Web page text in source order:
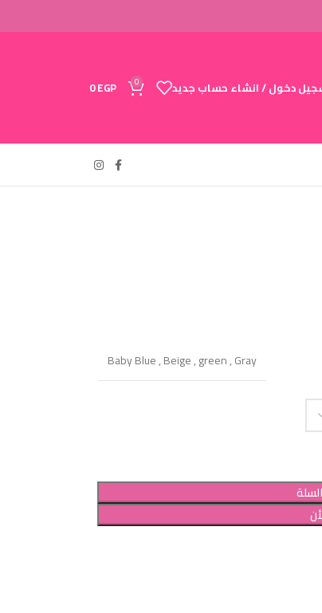
دخول / انشاء حساب جديد 0
0EGP
Baby Blue,Beige,green,Gray